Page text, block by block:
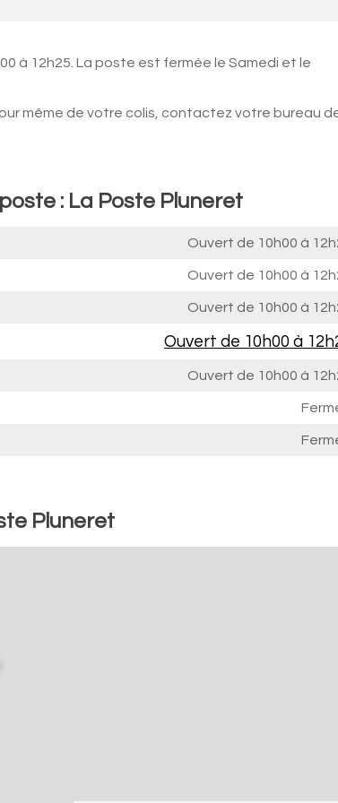
à 12h25. La poste est fermée le Samedi et le
même de votre colis, contactez votre bureau
: La Poste Pluneret
Ouvert de 10h00 à
Ouvert de 10h00 à
Ouvert de 10h00 à
Ouvert de 10h00 à
Ouvert de 10h00 à
Pluneret